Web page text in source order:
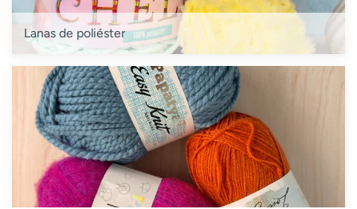
Lanas de poliéster